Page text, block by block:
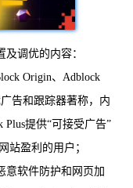
调优的内容：
Origin、Adblock
告和跟踪器著称，内
提供“可接受广告”
站盈利的用户；
意软件防护和网页加